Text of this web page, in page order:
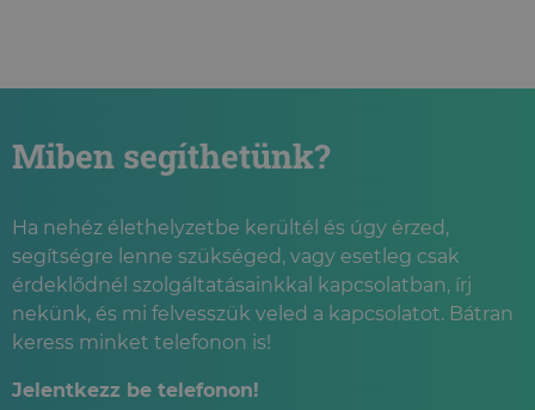
Miben segíthetünk?
Ha nehéz élethelyzetbe kerültél és úgy érzed,
segítségre lenne szükséged, vagy esetleg csak
érdeklődnél szolgáltatásainkkal kapcsolatban, írj
nekünk, és mi felvesszük veled a kapcsolatot. Bátran
keress minket telefonon is!
Jelentkezz be telefonon!